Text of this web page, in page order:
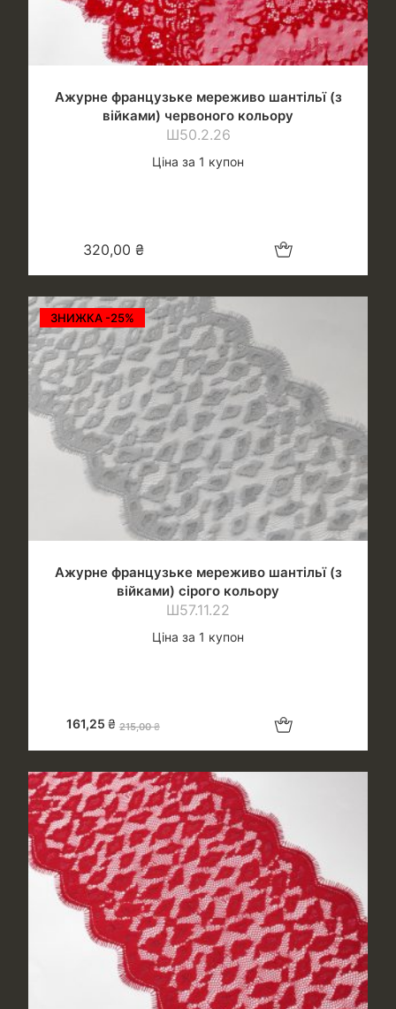
Ажурне французьке мереживо шантільї (з
війками) червоного кольору
Ш50.2.26
Ціна за 1 купон
320,00 ₴ Додати в кошик
ЗНИЖКА -25%
Ажурне французьке мереживо шантільї (з
війками) сірого кольору
Ш57.11.22
Ціна за 1 купон
215,00₴
161,25₴ Додати в кошик